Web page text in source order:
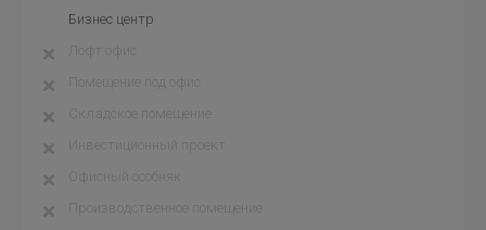
Бизнес центр
Лофт офис
Помещение под офис
Складское помещение
Инвестиционный проект
Офисный особняк
Производственное помещение